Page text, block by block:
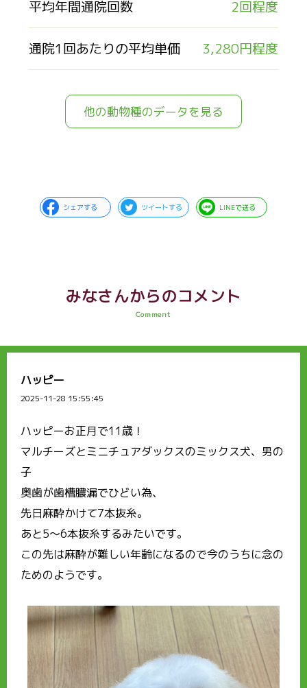
平均年間通院回数 2回程度
通院1回あたりの平均単価 3,280円程度
他の動物種のデータを見る
シェアする ツイートする LINEで送る
みなさんからのコメント
Comment
ハッピー
2025-11-28 15:55:45
ハッピーお正月で11歳！
マルチーズとミニチュアダックスのミックス犬、男の
子
奥歯が歯槽膿漏でひどい為、
先日麻酔かけて7本抜糸。
あと5〜6本抜糸するみたいです。
この先は麻酔が難しい年齢になるので今のうちに念の
ためのようです。